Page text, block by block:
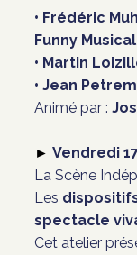
• Frédéric
Funny Musical
• Martin
• Jean
Animé par :
► Vendredi
La Scène
Les
spectacle
Cet atelier